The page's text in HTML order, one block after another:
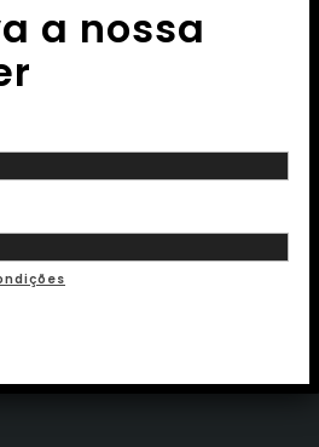
a nossa